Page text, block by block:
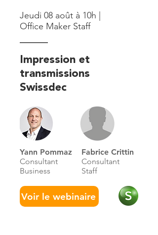
Jeudi 08 août à 10h |
Office Maker Staff
Impression et
transmissions
Swissdec
Yann Pommaz
Consultant
Business
Fabrice Crittin
Consultant
Staff
Voir le webinaire